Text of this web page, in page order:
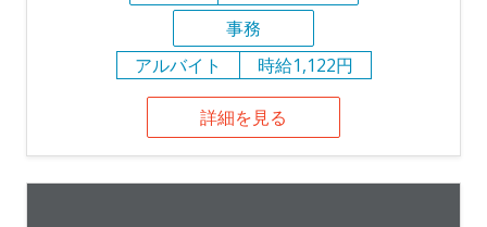
事務
アルバイト
時給1,122円
詳細を見る